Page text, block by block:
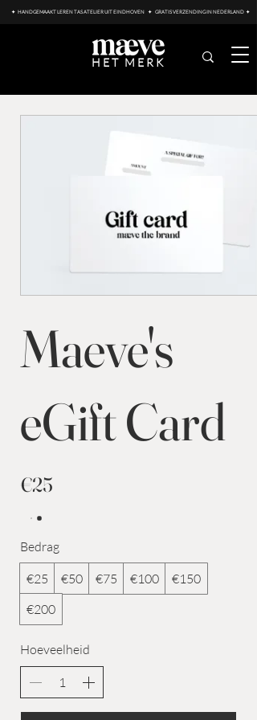
✦ HANDGEMAAKT LEREN TAS ATELIER UIT EINDHOVEN ✦ GRATIS VERZENDING IN NEDERLAND ✦
HET MERK
Maeve's
eGift Card
€25
Bedrag
€25
€50 €75 €100
€150
€200
Hoeveelheid